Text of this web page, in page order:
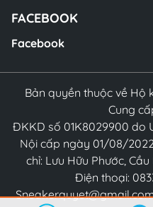
FACEBOOK
Facebook
Bản quyền thuộc về Hộ
Cung
ĐKKD số 01K8029900 do
Nội cấp ngày 01/08/
chỉ: Lưu Hữu Phước,
Điện thoại: